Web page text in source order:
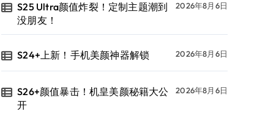
S25 Ultra颜值炸裂！定制主题潮到
没朋友！
2026年8月6日
S24+上新！手机美颜神器解锁 2026年8月6日
S26+颜值暴击！机皇美颜秘籍大公
开
2026年8月6日